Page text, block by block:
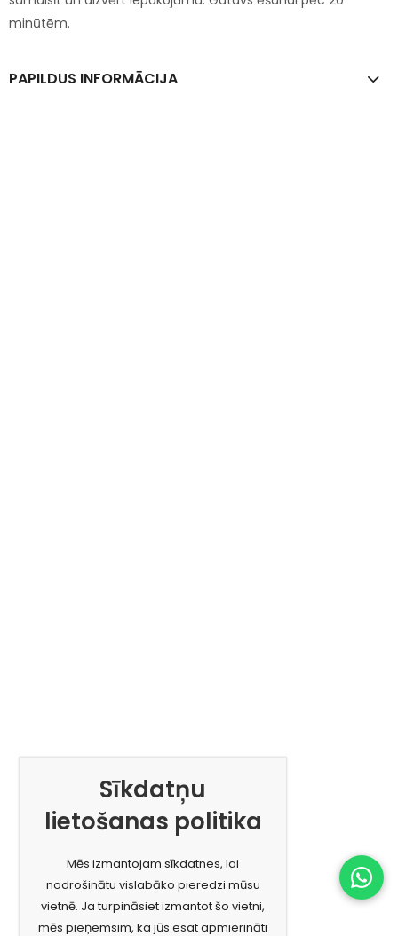
minūtēm.
PAPILDUS INFORMĀCIJA
Sīkdatņu
lietošanas politika
Mēs izmantojam sīkdatnes, lai
nodrošinātu vislabāko pieredzi mūsu
vietnē. Ja turpināsiet izmantot šo vietni,
mēs pieņemsim, ka jūs esat apmierināti